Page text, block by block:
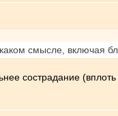
смысле, включая
сострадание